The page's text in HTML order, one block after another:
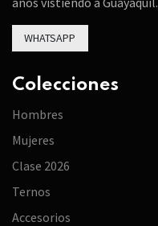
WHATSAPP
Colecciones
Hombres
Mujeres
Clase 2026
Ternos
Accesorios